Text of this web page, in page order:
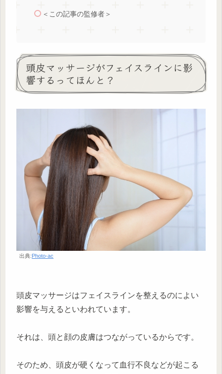
＜この記事の監修者＞
頭皮マッサージがフェイスラインに影
響するってほんと？
出典: Photo-ac
頭皮マッサージはフェイスラインを整えるのによい
影響を与えるといわれています。
それは、頭と顔の皮膚はつながっているからです。
そのため、頭皮が硬くなって血行不良などが起こる